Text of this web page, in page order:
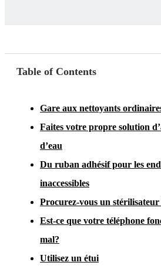
Table of Contents
Gare aux nettoyants
Faites votre propre solution
d’eau
Du ruban adhésif pour les
inaccessibles
Procurez-vous un
Est-ce que votre téléphone
mal?
Utilisez un étui